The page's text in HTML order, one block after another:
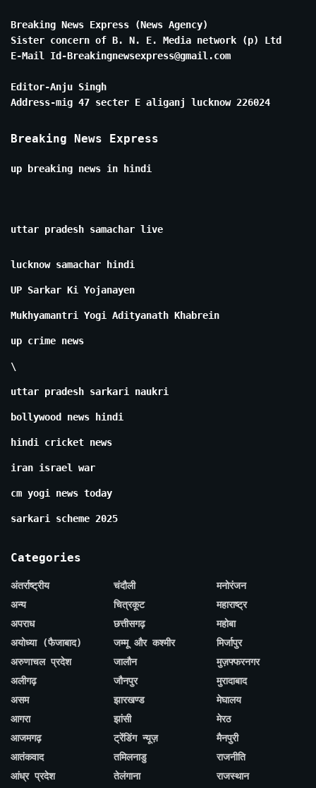
Breaking News Express (News Agency)
Sister concern of B. N. E. Media network (p) Ltd
E-Mail Id-Breakingnewsexpress@gmail.com
Editor-Anju Singh
Address-mig 47 secter E aliganj lucknow 226024
Breaking News Express
up breaking news in hindi
uttar pradesh samachar live
lucknow samachar hindi
UP Sarkar Ki Yojanayen
Mukhyamantri Yogi Adityanath Khabrein
up crime news
\
uttar pradesh sarkari naukri
bollywood news hindi
hindi cricket news
iran israel war
cm yogi news today
sarkari scheme 2025
Categories
अंतर्राष्ट्रीय
अन्य
अपराध
अयोध्या (फैजाबाद)
अरुणाचल प्रदेश
अलीगढ़
असम
आगरा
आजमगढ़
आतंकवाद
आंध्र प्रदेश
चंदौली
चित्रकूट
छत्तीसगढ़
जम्मू और कश्मीर
जालौन
जौनपुर
झारखण्ड
झांसी
ट्रेंडिंग न्यूज़
तमिलनाडु
तेलंगाना
मनोरंजन
महाराष्ट्र
महोबा
मिर्जापुर
मुज़फ्फरनगर
मुरादाबाद
मेघालय
मेरठ
मैनपुरी
राजनीति
राजस्थान